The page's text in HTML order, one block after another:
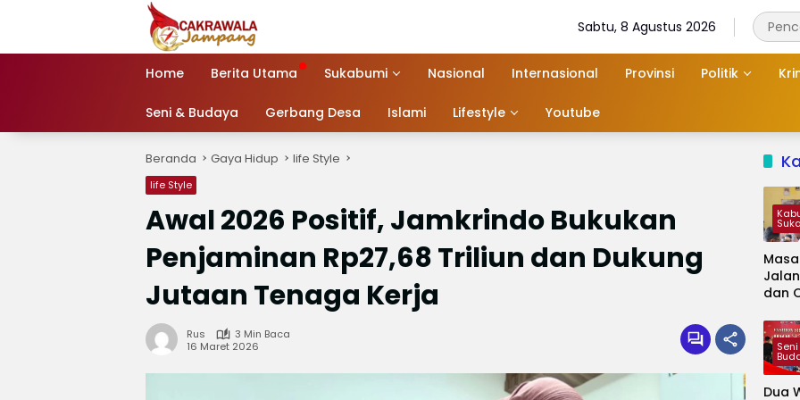
Sabtu, 8 Agustus 2026
Home Berita Utama Sukabumi Nasional Internasional Provinsi Politik
Seni & Budaya Gerbang Desa Islami Lifestyle Youtube
Beranda Gaya Hidup life Style
life Style
Awal 2026 Positif, Jamkrindo Bukukan
Penjaminan Rp27,68 Triliun dan Dukung
Jutaan Tenaga Kerja
Rus
3 Min Baca
16 Maret 2026
dan
Jadi
Dua